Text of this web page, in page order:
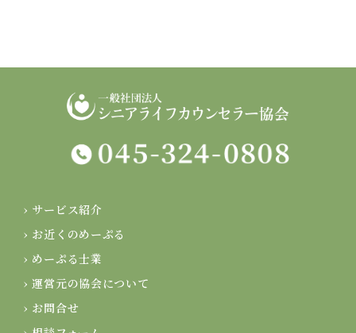
› サービス紹介
› お近くのめーぷる
› めーぷる士業
› 運営元の協会について
› お問合せ